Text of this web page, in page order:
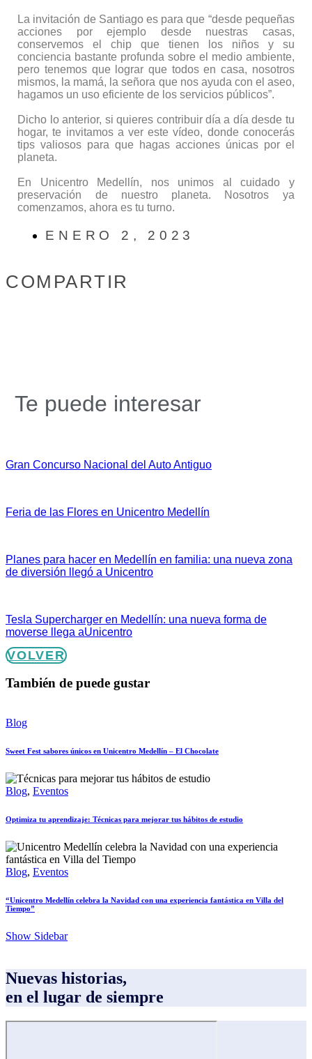
La invitación de Santiago es para que “desde pequeñas
acciones por ejemplo desde nuestras casas,
conservemos el chip que tienen los niños y su
conciencia bastante profunda sobre el medio ambiente,
pero tenemos que lograr que todos en casa, nosotros
mismos, la mamá, la señora que nos ayuda con el aseo,
hagamos un uso eficiente de los servicios públicos”.
Dicho lo anterior, si quieres contribuir día a día desde tu
hogar, te invitamos a ver este vídeo, donde conocerás
tips valiosos para que hagas acciones únicas por el
planeta.
En Unicentro Medellín, nos unimos al cuidado y
preservación de nuestro planeta. Nosotros ya
comenzamos, ahora es tu turno.
ENERO 2, 2023
COMPARTIR
Te puede interesar
Gran Concurso Nacional del Auto Antiguo
Feria de las Flores en Unicentro Medellín
Planes para hacer en Medellín en familia: una nueva zona
de diversión llegó a Unicentro
Tesla Supercharger en Medellín: una nueva forma de
moverse llega aUnicentro
VOLVER
También de puede gustar
Blog
Sweet Fest sabores únicos en Unicentro Medellín – El Chocolate
Blog, Eventos
Optimiza tu aprendizaje: Técnicas para mejorar tus hábitos de estudio
Blog, Eventos
“Unicentro Medellín celebra la Navidad con una experiencia fantástica en Villa del
Tiempo”
Show Sidebar
Nuevas historias,
en el lugar de siempre